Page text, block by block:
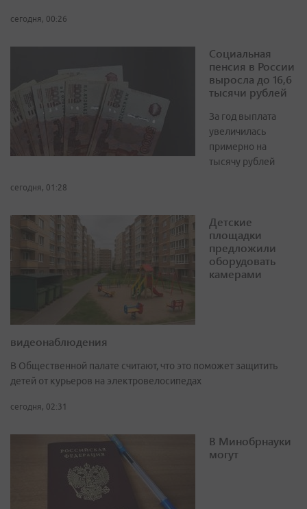
сегодня, 00:26
Социальная
пенсия в России
выросла до 16,6
тысячи рублей
За год выплата
увеличилась
примерно на
тысячу рублей
сегодня, 01:28
Детские
площадки
предложили
оборудовать
камерами
видеонаблюдения
В Общественной палате считают, что это поможет защитить
детей от курьеров на электровелосипедах
сегодня, 02:31
В Минобрнауки
могут